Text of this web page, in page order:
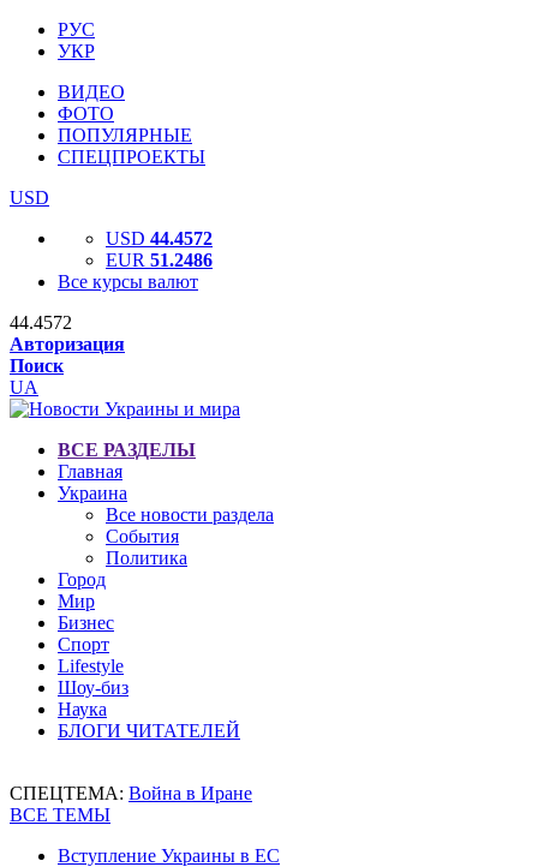
РУС
УКР
ВИДЕО
ФОТО
ПОПУЛЯРНЫЕ
СПЕЦПРОЕКТЫ
USD
USD 44.4572
EUR 51.2486
Все курсы валют
44.4572
Авторизация
Поиск
UA
ВСЕ РАЗДЕЛЫ
Главная
Украина
Все новости раздела
События
Политика
Город
Мир
Бизнес
Спорт
Lifestyle
Шоу-биз
Наука
БЛОГИ ЧИТАТЕЛЕЙ
СПЕЦТЕМА: Война в Иране
ВСЕ ТЕМЫ
Вступление Украины в ЕС